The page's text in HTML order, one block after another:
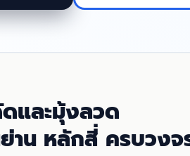
และมุ้งลวด
าน หลักสี่ ครบวงจ